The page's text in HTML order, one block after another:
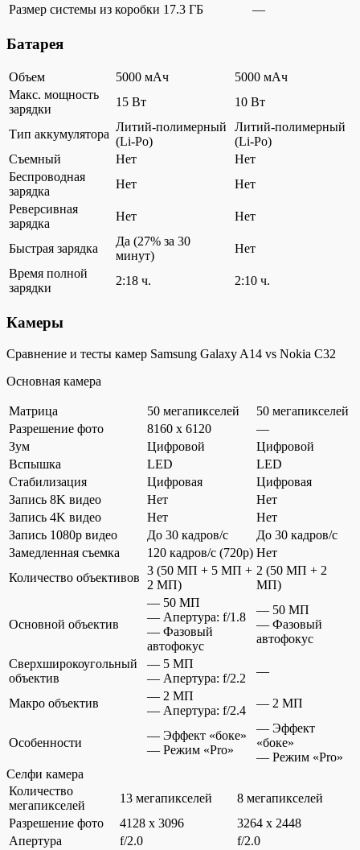
Размер системы из коробки 17.3 ГБ —
Батарея
Объем 5000 мАч
5000 мАч
Макс. мощность
зарядки
15 Вт 10 Вт
Тип аккумулятора
Литий-полимерный
(Li-Po)
Литий-полимерный
(Li-Po)
Съемный
Нет
Нет
Беспроводная
зарядка
Нет
Нет
Реверсивная
зарядка
Нет Нет
Быстрая зарядка
Да (27% за 30
минут)
Нет
Время полной
зарядки
2:18 ч. 2:10 ч.
Камеры
Сравнение и тесты камер Samsung Galaxy A14 vs Nokia C32
Основная камера
Матрица 50 мегапикселей
50 мегапикселей
Разрешение фото
8160 x 6120
—
Зум
Цифровой
Цифровой
Вспышка
LED
LED
Стабилизация
Цифровая
Цифровая
Запись 8K видео
Нет
Нет
Запись 4K видео
Нет
Нет
Запись 1080p видео
До 30 кадров/c
До 30 кадров/c
Замедленная съемка
120 кадров/c (720p) Нет
Количество объективов
3 (50 МП + 5 МП +
2 МП)
2 (50 МП + 2
МП)
Основной объектив
— 50 МП
— Апертура: f/1.8
— Фазовый
автофокус
— 50 МП
— Фазовый
автофокус
Сверхширокоугольный
объектив
— 5 МП
— Апертура: f/2.2
—
Макро объектив
— 2 МП
— Апертура: f/2.4
— 2 МП
Особенности
— Эффект «боке»
— Режим «Pro»
— Эффект
«боке»
— Режим «Pro»
Селфи камера
Количество
мегапикселей
13 мегапикселей
8 мегапикселей
Разрешение фото
4128 x 3096
3264 x 2448
Апертура
f/2.0
f/2.0